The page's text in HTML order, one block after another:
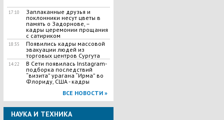
17:10
Заплаканные друзья и
поклонники несут цветы в
память о Задорнове, –
кадры церемонии прощания
с сатириком
18:35
Появились кадры массовой
эвакуации людей из
торговых центров Сургута
14:22
В Сети появилась Іnstagram-
подборка последствий
“визита” урагана “Ирма” во
Флориду, США - кадры
ВСЕ НОВОСТИ »
НАУКА И ТЕХНИКА